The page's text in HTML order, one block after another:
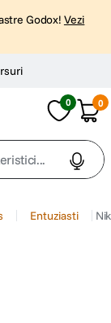
Godox! Vezi
0 0
Entuziasti